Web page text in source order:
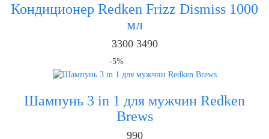
Кондиционер Redken Frizz Dismiss 1000
мл
3300 3490
-5%
Шампунь 3 in 1 для мужчин Redken
Brews
990